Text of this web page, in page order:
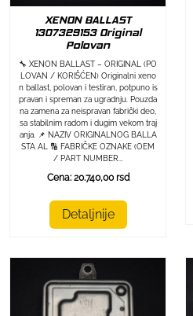
XENON BALLAST
1307329153 Original
Polovan
🔧 XENON BALLAST – ORIGINAL (PO
LOVAN / KORIŠĆEN) Originalni xeno
n ballast, polovan i testiran, potpuno is
pravan i spreman za ugradnju. Pouzda
na zamena za neispravan fabrički deo,
sa stabilnim radom i dugim vekom traj
anja. 📌 NAZIV ORIGINALNOG BALLA
STA AL 🔢 FABRIČKE OZNAKE (OEM
/ PART NUMBER...
Cena: 20.740,00 rsd
Detaljnije